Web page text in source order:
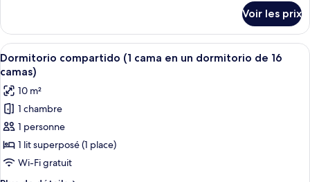
salle
de
bains
commune
(1
bed
in
a
10
bed
le
type
de
chambre
Dortoir
Partagé,
salle
de
bains
commune
bed
Voir les prix
Afficher
toutes
les
photos
pour
ce
type
de
chambre :
Une chambre avec des lits
9
Dormitorio compartido (1 cama en un dormitorio de 16
camas)
10 m²
1 chambre
1 personne
1 lit superposé (1 place)
Wi-Fi gratuit